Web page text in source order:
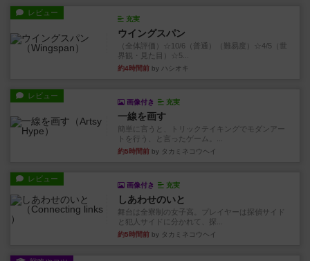
レビュー
充実
ウイングスパン
（全体評価）☆10/6（普通）（難易度）☆4/5（世
界観・見た目）☆5...
約4時間前 by ハシオキ
レビュー
画像付き 充実
一線を画す
簡単に言うと、トリックテイキングでモダンアー
トを行う、と言ったゲーム。...
約5時間前 by タカミネコウヘイ
レビュー
画像付き 充実
しあわせのいと
舞台は全寮制の女子高。プレイヤーは探偵サイド
と犯人サイドに分かれて、探...
約5時間前 by タカミネコウヘイ